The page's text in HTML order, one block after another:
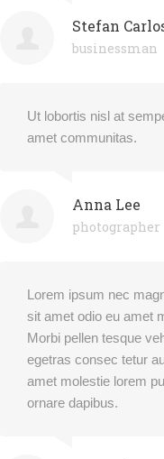
Stefan
businessman
Ut lobortis nisl at
amet communitas.
Anna Lee
photographer
Lorem ipsum nec
sit amet odio eu amet
Morbi pellen tesque
egetras consec tetur
amet molestie lorem
ornare dapibus.